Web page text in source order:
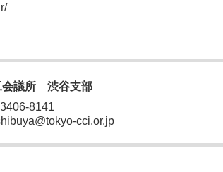
会議所 渋谷支部
8141
cci.or.jp